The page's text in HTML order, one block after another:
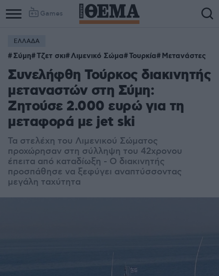
Games
ΕΛΛΑΔΑ
Σύμη Τζετ σκι Λιμενικό Σώμα Τουρκία Μετανάστες
Συνελήφθη Τούρκος διακινητής
μεταναστών στη Σύμη:
Ζητούσε 2.000 ευρώ για τη
μεταφορά με jet ski
Τα στελέχη του Λιμενικού Σώματος
προχώρησαν στη σύλληψη του 42χρονου
έπειτα από καταδίωξη - Ο διακινητής
προσπάθησε να ξεφύγει αναπτύσσοντας
μεγάλη ταχύτητα